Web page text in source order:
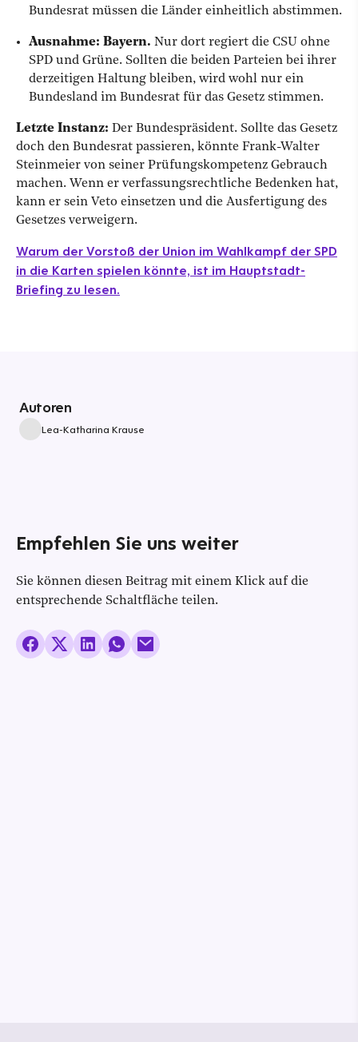
Bundesrat müssen die Länder einheitlich abstimmen.
Ausnahme: Bayern. Nur dort regiert die CSU ohne
SPD und Grüne. Sollten die beiden Parteien bei ihrer
derzeitigen Haltung bleiben, wird wohl nur ein
Bundesland im Bundesrat für das Gesetz stimmen.
Letzte Instanz: Der Bundespräsident. Sollte das Gesetz
doch den Bundesrat passieren, könnte Frank-Walter
Steinmeier von seiner Prüfungskompetenz Gebrauch
machen. Wenn er verfassungsrechtliche Bedenken hat,
kann er sein Veto einsetzen und die Ausfertigung des
Gesetzes verweigern.
Warum der Vorstoß der Union im Wahlkampf der SPD
in die Karten spielen könnte, ist im Hauptstadt-
Briefing zu lesen.
Autoren
Lea-Katharina Krause
Empfehlen Sie uns weiter
Sie können diesen Beitrag mit einem Klick auf die
entsprechende Schaltfläche teilen.